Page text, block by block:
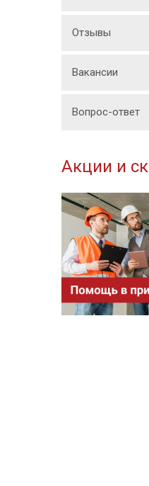
Отзывы
Вакансии
Вопрос-ответ
Акции и